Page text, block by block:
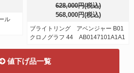
ル
628,000円(税込)
568,000円(税込)
ブライトリング アベンジャー B01
クロノグラフ 44 AB0147101A1A1
値下げ品一覧